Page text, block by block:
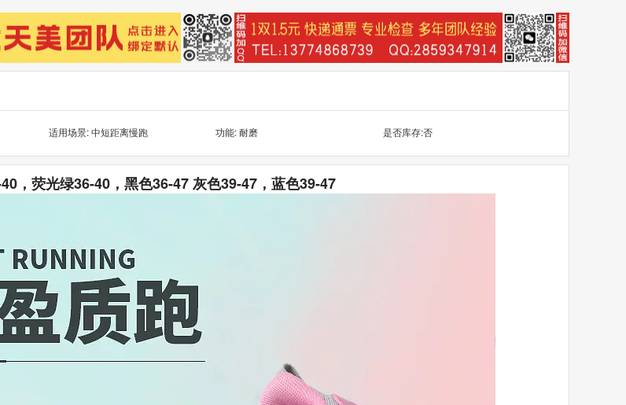
适用场景: 中短距离慢跑 功能: 耐磨 是否库存:否
，荧光绿36-40，黑色36-47 灰色39-47，蓝色39-47